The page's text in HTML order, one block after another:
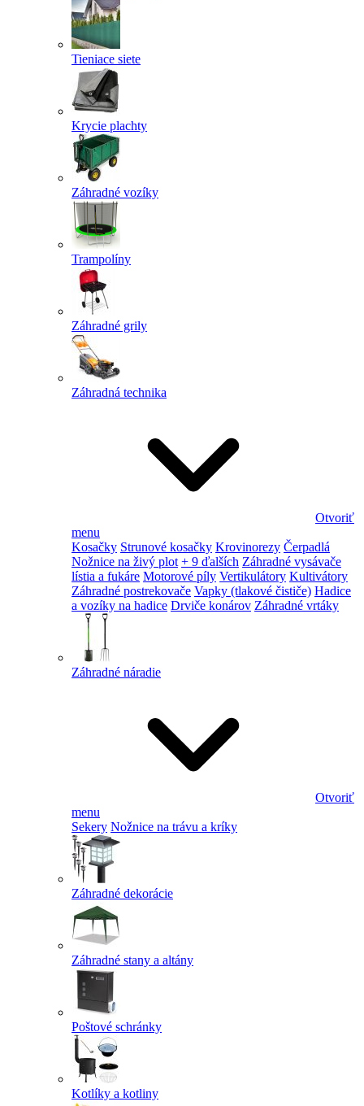
Tieniace siete
Krycie plachty
Záhradné vozíky
Trampolíny
Záhradné grily
Záhradná technika
Otvoriť
menu
Kosačky Strunové kosačky Krovinorezy Čerpadlá
Nožnice na živý plot + 9 ďalších Záhradné vysávače
lístia a fukáre Motorové píly Vertikulátory Kultivátory
Záhradné postrekovače Vapky (tlakové čističe) Hadice
a vozíky na hadice Drviče konárov Záhradné vrtáky
Záhradné náradie
Otvoriť
menu
Sekery Nožnice na trávu a kríky
Záhradné dekorácie
Záhradné stany a altány
Poštové schránky
Kotlíky a kotliny